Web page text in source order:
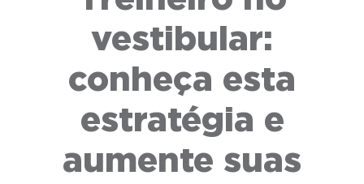
vestibular:
conheça esta
estratégia e
aumente suas